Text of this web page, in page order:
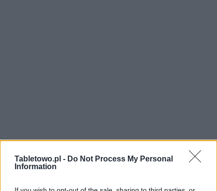
Tabletowo.pl - Do Not Process My Personal
Information